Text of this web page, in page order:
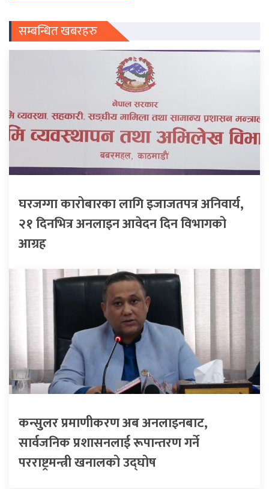
सम्बन्धित खबरहरु
घरजग्गा कारोबारका लागि इजाजतपत्र अनिवार्य,
२१ दिनभित्र अनलाइन आवेदन दिन विभागको
आग्रह
कन्सुलर प्रमाणीकरण अब अनलाइनबाट,
सार्वजनिक प्रशासनलाई रूपान्तरण गर्ने
परराष्ट्रमन्त्री खनालको उद्घोष